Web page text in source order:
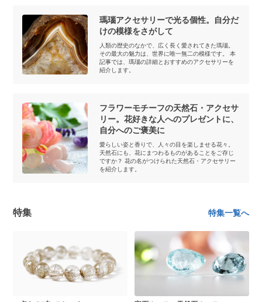
瑪瑙アクセサリーで光る個性。自分だ
けの模様をさがして
人類の歴史のなかで、広く長く愛されてきた瑪瑙。
その最大の魅力は、世界に唯一無二の模様です。 本
記事では、瑪瑙の詳細とおすすめのアクセサリーを
紹介します。
フラワーモチーフの天然石・アクセサ
リー。花好きな人へのプレゼントに、
自分へのご褒美に
愛らしい姿と香りで、人々の目を楽しませる花々。
天然石にも、花にまつわるものがあることをご存じ
ですか？ 花の名がつけられた天然石・アクセサリー
を紹介します。
特集 特集一覧へ